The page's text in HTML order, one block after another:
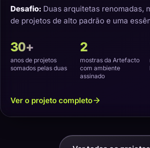
Desafio: Duas arquitetas renomadas,
de projetos de alto padrão e uma
30+
anos de projetos
somados pelas duas
2
mostras da Artefacto
com ambiente
assinado
Ver o projeto completo